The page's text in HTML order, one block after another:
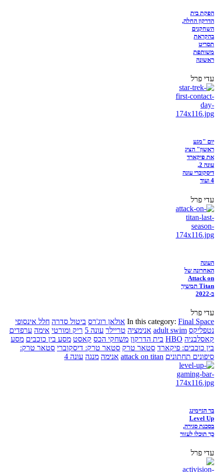
הפקת בית
הדרקון החלה,
השחקנים
בהקראת
תסריט
משותפת
ראשונה
עדי פרל
יום "מגע
ראשון" הציג
את פיקארד
עונה 2,
דיסקוברי עונה
4 ועוד
עדי פרל
העונה
האחרונה של
Attack on
Titan תמשיך
ב-2022
עדי פרל
In this category: Final Space אולאן רוג'רס ביטול סדרה חלל אינסופי
נטפליקס adult swim אנימציה טריילר עונה 5 ריק ומורטי אימה ערפדים
קאסלבניה HBO בית הדרקון משחקי הכס קאסט מסע בין כוכבים מסע
בין כוכבים: פיקארד סטאר טרק סטאר טרק: דיסקוברי סטאר טרק:
סיפונים תחתונים attack on titan אנימה מנגה עונה 4
בר הגיימינג
Level Up
בסכנת סגירה,
כך תוכלו לעזור
עדי פרל